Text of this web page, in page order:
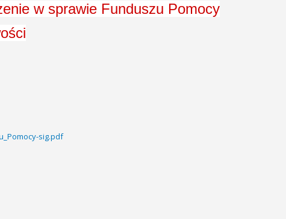
w sprawie Funduszu Pomocy
sig.pdf